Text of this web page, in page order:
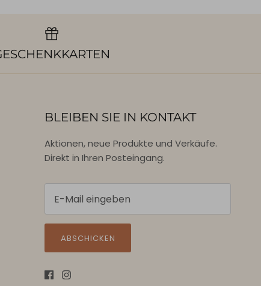
BLEIBEN SIE IN KONTAKT
Aktionen, neue Produkte und Verkäufe.
Direkt in Ihren Posteingang.
ABSCHICKEN